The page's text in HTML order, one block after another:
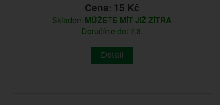
Cena: 15 Kč
Skladem MŮŽETE MÍT JIŽ ZÍTRA
Doručíme do: 7.8.
Detail